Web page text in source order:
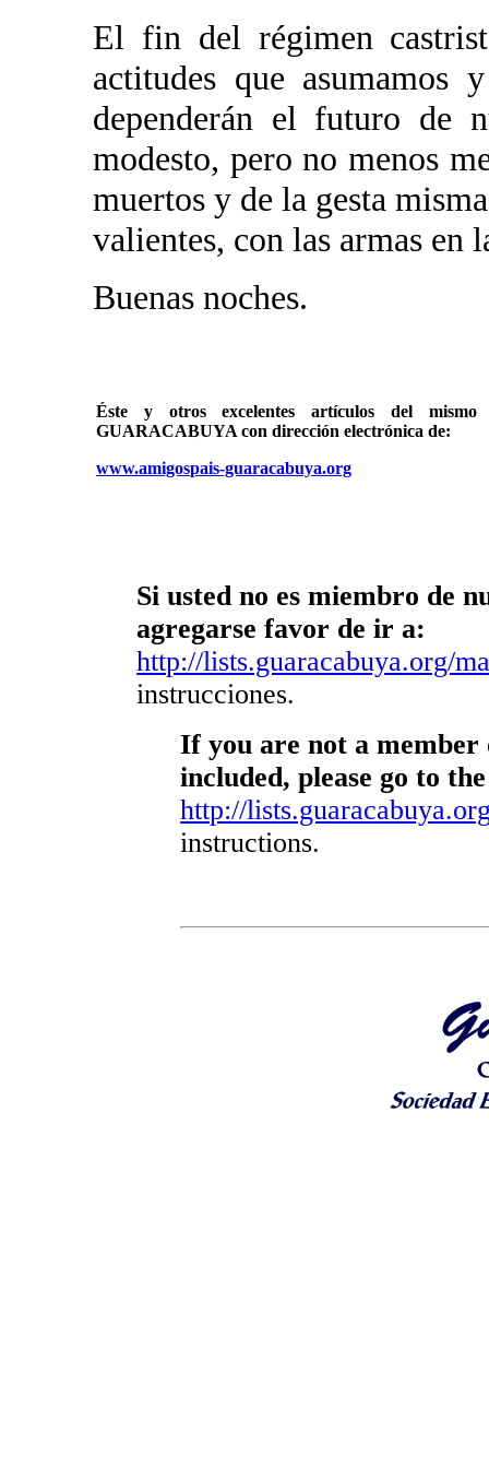
El fin del régimen
actitudes que asumamos
dependerán el futuro de
modesto, pero no menos
muertos y de la gesta
valientes, con las armas en
Buenas noches.
Éste y otros excelentes artículos del
GUARACABUYA con dirección electrónica de:
www.amigospais-guaracabuya.org
Si usted no es miembro de
agregarse favor de ir a:
http://lists.guaracabuya.org/
instrucciones.
If you are not a
included, please go to
http://
instructions.